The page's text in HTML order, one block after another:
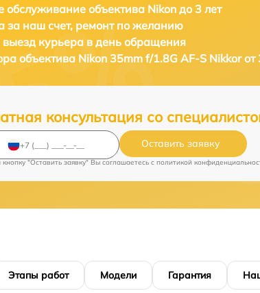
обслуживание объектива Nikon до 3 лет
за наш счет, ремонт по желанию
курьера в день обращения
объектива Nikon 35mm f/1.8G AF-S Nikkor от
консультация со
Оставить заявку
"Оставить заявку" Вы соглашаетесь c политикой
Этапы работ Модели Гарантия